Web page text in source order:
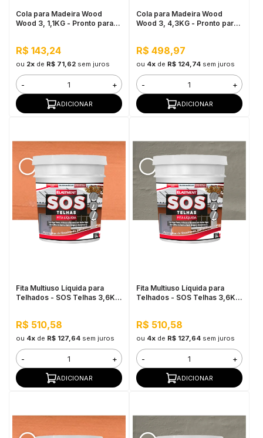
Cola para Madeira Wood
Wood 3, 1,1KG - Pronto para
R$ 143,24
ou 2xde R$ 71,62 sem juros
- +
ADICIONAR
Cola para Madeira Wood
Wood 3, 4,3KG - Pronto para
R$ 498,97
ou 4xde R$ 124,74 sem juros
- +
ADICIONAR
Fita Multiuso Líquida para
Telhados - SOS Telhas 3,6KG
R$ 510,58
ou 4xde R$ 127,64 sem juros
- +
ADICIONAR
Fita Multiuso Líquida para
Telhados - SOS Telhas 3,6KG
R$ 510,58
ou 4xde R$ 127,64 sem juros
- +
ADICIONAR